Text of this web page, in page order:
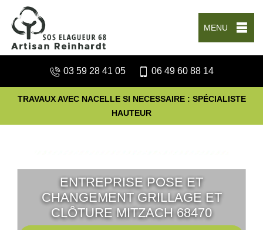
MENU
03 59 28 41 05 06 49 60 88 14
TRAVAUX AVEC NACELLE SI NECESSAIRE : SPÉCIALISTE
HAUTEUR
ENTREPRISE POSE ET
CHANGEMENT GRILLAGE ET
CLÔTURE MITZACH 68470